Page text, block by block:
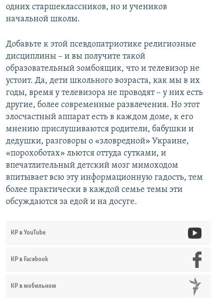
одних старшеклассников, но и учеников
начальной школы.
Добавьте к этой псевдопатриотике религиозные
дисциплины – и вы получите такой
образовательный зомбоящик, что и телевизор не
устоит. Да, дети школьного возраста, как мы в их
годы, время у телевизора не проводят – у них есть
другие, более современные развлечения. Но этот
злосчастный аппарат есть в каждом доме, к его
мнению прислушиваются родители, бабушки и
дедушки, разговоры о «зловредной» Украине,
«порохоботах» льются оттуда сутками, и
впечатлительный детский мозг мимоходом
впитывает всю эту информационную гадость, тем
более практически в каждой семье темы эти
обсуждаются за едой и на досуге.
КР в YouTube
КР в Facebook
КР в мобильном